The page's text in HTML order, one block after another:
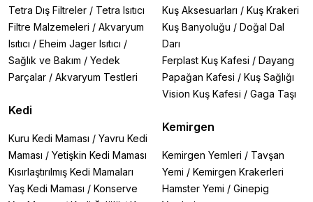
Tetra Dış Filtreler / Tetra Isıtıcı
Filtre Malzemeleri / Akvaryum
Isıtıcı / Eheim Jager Isıtıcı /
Sağlık ve Bakım / Yedek
Parçalar / Akvaryum Testleri
Kedi
Kuru Kedi Maması / Yavru Kedi
Maması / Yetişkin Kedi Maması
Kısırlaştırılmış Kedi Mamaları
Yaş Kedi Maması / Konserve
Kuş Aksesuarları / Kuş Krakeri
Kuş Banyoluğu / Doğal Dal
Darı
Ferplast Kuş Kafesi / Dayang
Papağan Kafesi / Kuş Sağlığı
Vision Kuş Kafesi / Gaga Taşı
Kemirgen
Kemirgen Yemleri / Tavşan
Yemi / Kemirgen Krakerleri
Hamster Yemi / Ginepig